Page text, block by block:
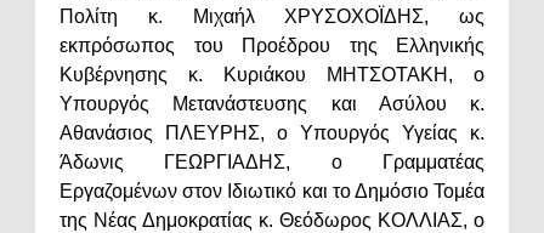
Πολίτη κ. Μιχαήλ ΧΡΥΣΟΧΟΪΔΗΣ, ως
εκπρόσωπος του Προέδρου της Ελληνικής
Κυβέρνησης κ. Κυριάκου ΜΗΤΣΟΤΑΚΗ, ο
Υπουργός Μετανάστευσης και Ασύλου κ.
Αθανάσιος ΠΛΕΥΡΗΣ, ο Υπουργός Υγείας κ.
Άδωνις ΓΕΩΡΓΙΑΔΗΣ, ο Γραμματέας
Εργαζομένων στον Ιδιωτικό και το Δημόσιο Τομέα
της Νέας Δημοκρατίας κ. Θεόδωρος ΚΟΛΛΙΑΣ, ο